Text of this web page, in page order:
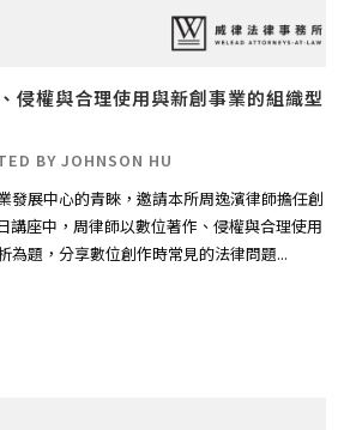
侵權與合理使用與新創事業的組織型
BY JOHNSON HU
發展中心的青睞，邀請本所周逸濱律師擔任創
講座中，周律師以數位著作、侵權與合理使用
為題，分享數位創作時常見的法律問題...